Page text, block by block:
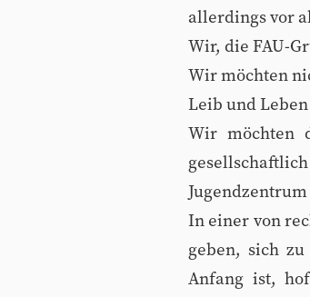
allerdings vor
Wir, die FAU-
Wir möchten
Leib und
Wir möchten
In einer von
geben, sich
Anfang ist,